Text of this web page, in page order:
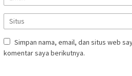
Simpan nama, email, dan situs web
komentar saya berikutnya.